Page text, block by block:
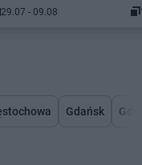
29.07 - 09.08
Gdańsk